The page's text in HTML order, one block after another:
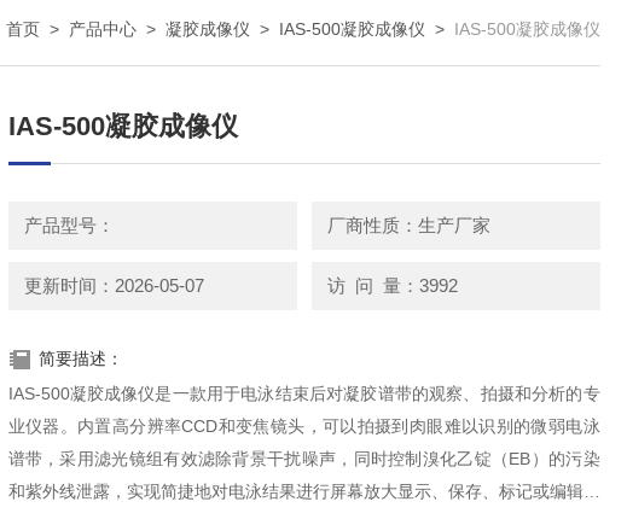
首页 > 产品中心 > 凝胶成像仪 > IAS-500凝胶成像仪 > IAS-500凝胶成像仪
IAS-500凝胶成像仪
产品型号： 厂商性质：生产厂家
更新时间：2026-05-07 访 问 量：3992
简要描述：
IAS-500凝胶成像仪是一款用于电泳结束后对凝胶谱带的观察、拍摄和分析的专
业仪器。内置高分辨率CCD和变焦镜头，可以拍摄到肉眼难以识别的微弱电泳
谱带，采用滤光镜组有效滤除背景干扰噪声，同时控制溴化乙锭（EB）的污染
和紫外线泄露，实现简捷地对电泳结果进行屏幕放大显示、保存、标记或编辑、